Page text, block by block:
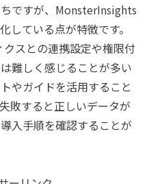
ですが、MonsterInsights
している点が特徴です。
スとの連携設定や権限付
難しく感じることが多い
やガイドを活用すること
敗すると正しいデータが
入手順を確認することが